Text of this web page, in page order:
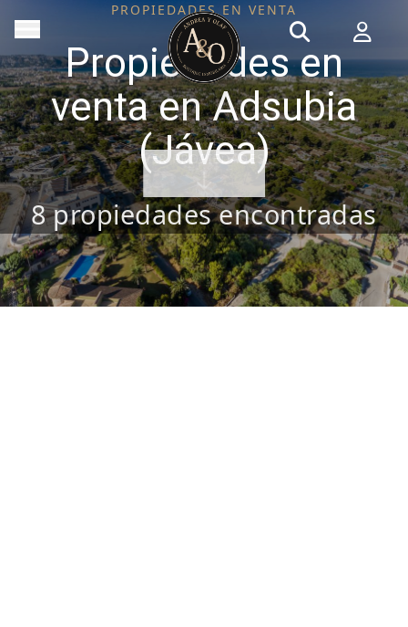
PROPIEDADES EN VENTA
Propiedades en
venta en Adsubia
(Jávea)
8propiedades encontradas
VER PROPIEDADES